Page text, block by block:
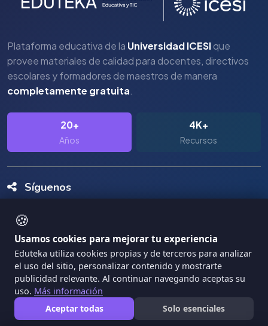
🍪
Usamos cookies para mejorar tu experiencia
Eduteka utiliza cookies propias y de terceros para analizar
el uso del sitio, personalizar contenido y mostrarte
publicidad relevante. Al continuar navegando aceptas su
uso. Más información
Aceptar todas
Solo esenciales
Plataforma educativa de la Universidad ICESIque
provee materiales de calidad para docentes, directivos
escolares y formadores de maestros de manera
completamente gratuita.
20+
Años
4K+
Recursos
Síguenos
Copyright Eduteka 2001-2026 - Universidad ICESI
Términos de Servicio